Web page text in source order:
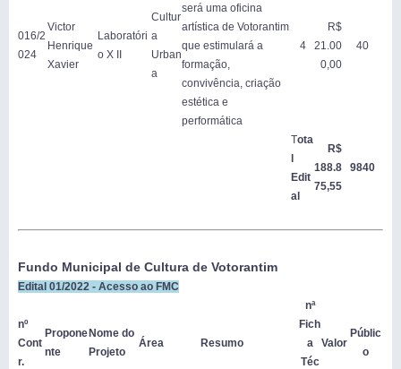
016/2
024
Victor
Henrique
Xavier
Laboratóri
o X II
Cultur
a
Urban
a
será uma oficina
artística de Votorantim
que estimulará a
formação,
convivência, criação
estética e
performática
4
R$
21.00
0,00
40
Tota
l
Edit
al
R$
188.8
75,55
9840
Fundo Municipal de Cultura de Votorantim
Edital 01/2022 - Acesso ao FMC
nº
Cont
r.
Propone
nte
Nome do
Projeto
Área Resumo
nª
Fich
a
Téc
Valor
Públic
o